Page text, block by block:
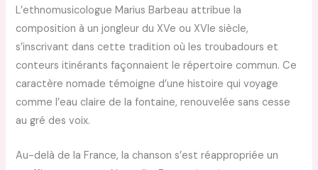
L’ethnomusicologue Marius Barbeau attribue la
composition à un jongleur du XVe ou XVIe siècle,
s’inscrivant dans cette tradition où les troubadours et
conteurs itinérants façonnaient le répertoire commun. Ce
caractère nomade témoigne d’une histoire qui voyage
comme l’eau claire de la fontaine, renouvelée sans cesse
au gré des voix.
Au-delà de la France, la chanson s’est réappropriée un